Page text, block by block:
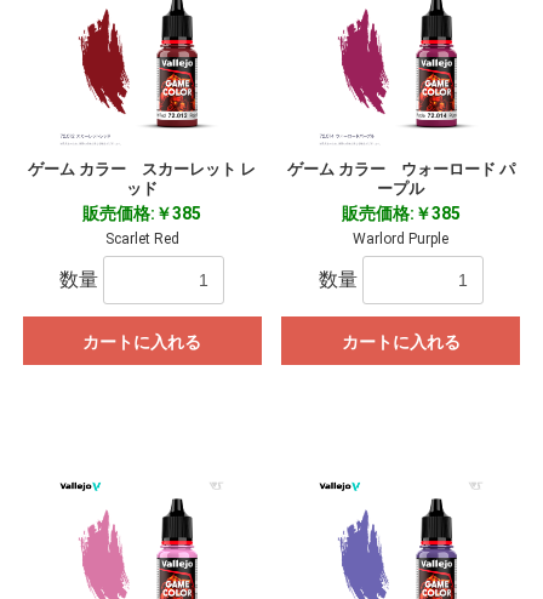
ゲーム カラー スカーレット レ
ッド
販売価格:￥385
Scarlet Red
数量
カートに入れる
ゲーム カラー ウォーロード パ
ープル
販売価格:￥385
Warlord Purple
数量
カートに入れる